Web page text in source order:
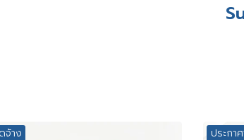
จ้าง ประกา